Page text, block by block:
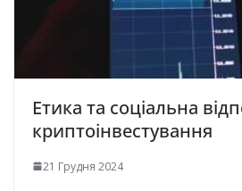
Етика та соціальна
криптоінвестування
21 Грудня 2024